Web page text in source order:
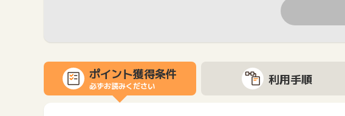
ポイント獲得条件
必ずお読みください 利用手順